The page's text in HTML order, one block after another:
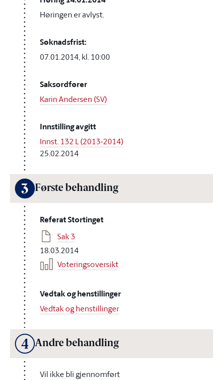
Høringen er avlyst.
Søknadsfrist:
07.01.2014, kl. 10:00
Saksordfører
Karin Andersen (SV)
Innstilling avgitt
Innst. 132 L (2013-2014)
25.02.2014
3 Første behandling
Referat Stortinget
Sak 3
18.03.2014
Voteringsoversikt
Vedtak og henstillinger
Vedtak og henstillinger
4 Andre behandling
Vil ikke bli gjennomført